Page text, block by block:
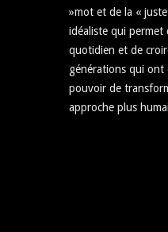
»mot et de la «
idéaliste qui permet
quotidien et de
générations qui ont
pouvoir de
approche plus